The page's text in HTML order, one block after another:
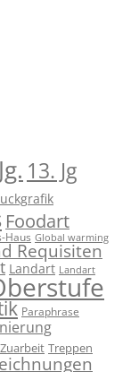
13. Jg
Foodart
Haus Global warming
Requisiten
Landart Landart
Paraphrase
Treppen